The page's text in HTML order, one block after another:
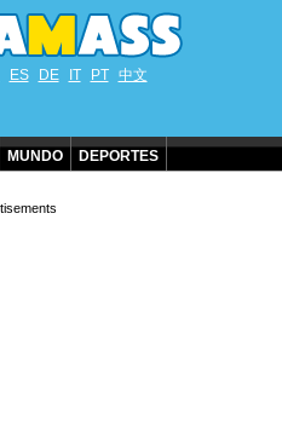
ES DE IT PT 中文
MUNDO DEPORTES